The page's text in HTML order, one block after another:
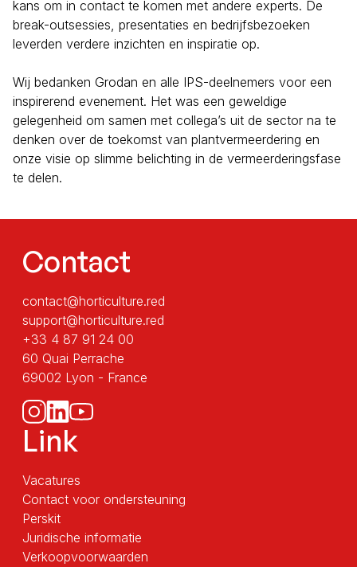
kans om in contact te komen met andere experts. De
break-outsessies, presentaties en bedrijfsbezoeken
leverden verdere inzichten en inspiratie op.
Wij bedanken Grodan en alle IPS-deelnemers voor een
inspirerend evenement. Het was een geweldige
gelegenheid om samen met collega’s uit de sector na te
denken over de toekomst van plantvermeerdering en
onze visie op slimme belichting in de vermeerderingsfase
te delen.
Contact
contact@horticulture.red
support@horticulture.red
+33 4 87 91 24 00
60 Quai Perrache
69002 Lyon - France
Link
Vacatures
Contact voor ondersteuning
Perskit
Juridische informatie
Verkoopvoorwaarden